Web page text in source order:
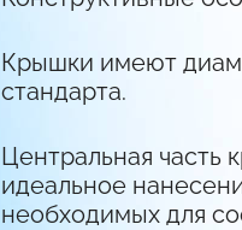
Крышки имеют
стандарта.
Центральная часть
идеальное
необходимых для